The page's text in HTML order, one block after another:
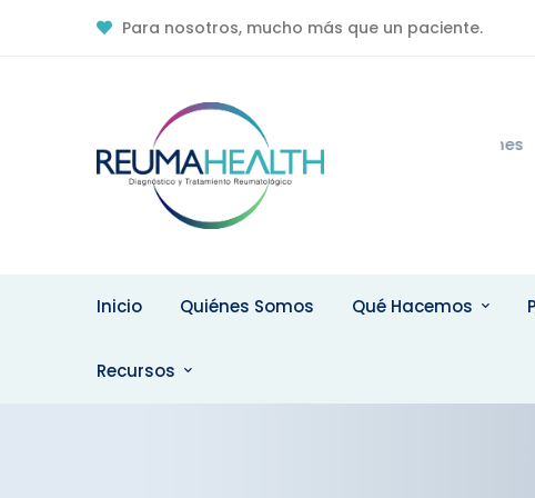
Para nosotros, mucho más que un paciente.
Contacto Online
Contáctenos
Inicio Quiénes Somos Qué Hacemos
Recursos